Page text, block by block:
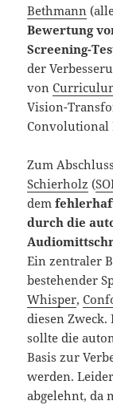
Bethmann
Bewertung
Screening-
der
von
Vision-
Convolutional
Zum
Schierholz (
dem
durch die
Ein zentraler
bestehender
Whisper,
diesen Zweck.
sollte die
Basis zur
werden.
abgelehnt, da